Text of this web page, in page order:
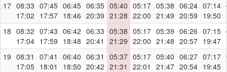
17 08:33
17:02
07:45
17:57
06:45
18:46
06:35
20:39
05:40
21:28
05:17
22:00
05:38
21:49
06:24
20:59
07:14
19:50
18 08:32
17:04
07:43
17:59
06:42
18:48
06:33
20:41
05:38
21:29
05:17
22:00
05:39
21:48
06:26
20:57
07:15
19:47
19 08:31
17:05
07:41
18:01
06:40
18:50
06:31
20:42
05:37
21:31
05:17
22:01
05:40
21:47
06:27
20:54
07:17
19:45